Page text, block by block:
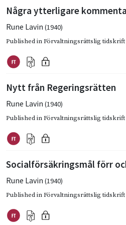
Några ytterligare
Rune Lavin (1940)
Published inFörvaltningsrättslig tidskrift
Nytt från Regeringsrätten
Rune Lavin (1940)
Published inFörvaltningsrättslig tidskrift
Socialförsäkringsmål förr
Rune Lavin (1940)
Published inFörvaltningsrättslig tidskrift